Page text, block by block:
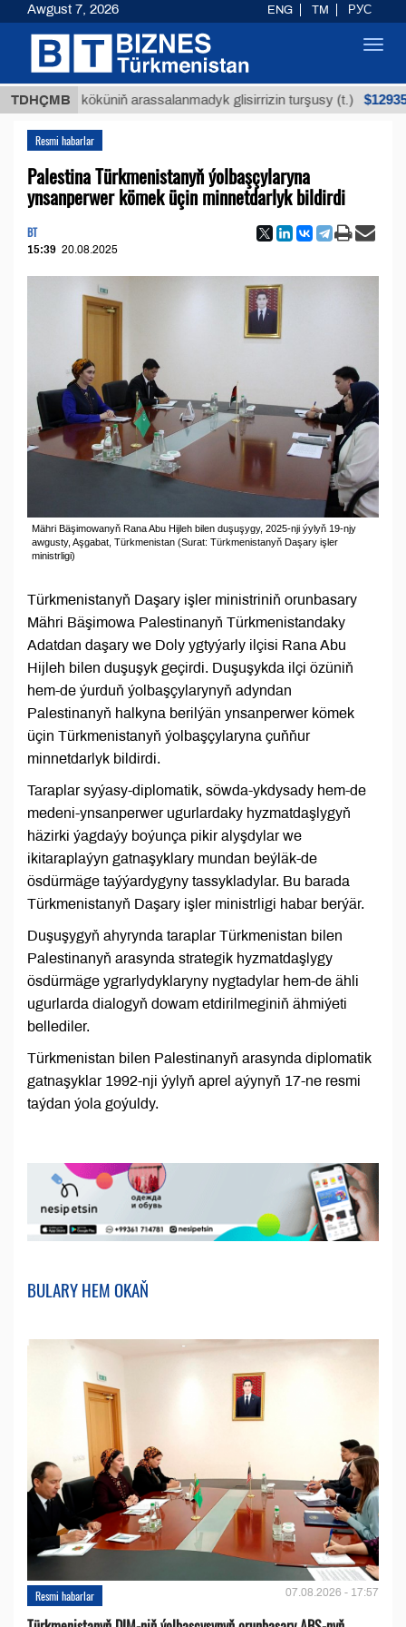
TDHÇMB
köküniň arassalanmadyk glisirrizin turşusy (t.) $12935,18
Resmi habarlar
Palestina Türkmenistanyň ýolbaşçylaryna
ynsanperwer kömek üçin minnetdarlyk bildirdi
BT
15:39 20.08.2025
Mähri Bäşimowanyň Rana Abu Hijleh bilen duşuşygy, 2025-nji ýylyň 19-njy
awgusty, Aşgabat, Türkmenistan (Surat: Türkmenistanyň Daşary işler
ministrligi)
Türkmenistanyň Daşary işler ministriniň orunbasary
Mähri Bäşimowa Palestinanyň Türkmenistandaky
Adatdan daşary we Doly ygtyýarly ilçisi Rana Abu
Hijleh bilen duşuşyk geçirdi. Duşuşykda ilçi özüniň
hem-de ýurduň ýolbaşçylarynyň adyndan
Palestinanyň halkyna berilýän ynsanperwer kömek
üçin Türkmenistanyň ýolbaşçylaryna çuňňur
minnetdarlyk bildirdi.
Taraplar syýasy-diplomatik, söwda-ykdysady hem-de
medeni-ynsanperwer ugurlardaky hyzmatdaşlygyň
häzirki ýagdaýy boýunça pikir alyşdylar we
ikitaraplaýyn gatnaşyklary mundan beýläk-de
ösdürmäge taýýardygyny tassykladylar. Bu barada
Türkmenistanyň Daşary işler ministrligi habar berýär.
Duşuşygyň ahyrynda taraplar Türkmenistan bilen
Palestinanyň arasynda strategik hyzmatdaşlygy
ösdürmäge ygrarlydyklaryny nygtadylar hem-de ähli
ugurlarda dialogyň dowam etdirilmeginiň ähmiýeti
bellediler.
Türkmenistan bilen Palestinanyň arasynda diplomatik
gatnaşyklar 1992-nji ýylyň aprel aýynyň 17-ne resmi
taýdan ýola goýuldy.
BULARY HEM OKAŇ
Resmi habarlar 07.08.2026 - 17:57
Awgust 7, 2026 ENG TM РУС